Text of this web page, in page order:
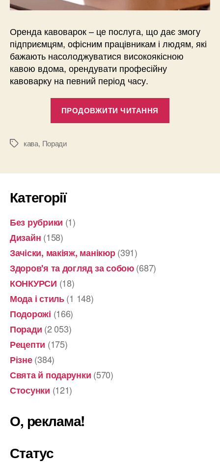
Оренда кавоварок – це послуга, що дає змогу
підприємцям, офісним працівникам і людям, які
бажають насолоджуватися високоякісною
кавою вдома, орендувати професійну
кавоварку на певний період часу.
ПРОДОВЖИТИ ЧИТАННЯ
при
Позначки
кава, Поради
Категорії
Без рубрики (1)
Дизайн (158)
Зачіски, макіяж, манікюр(391)
Здоров'я та догляд за собою(687)
КОНКУРСИ (18)
Мода і стиль(1 148)
Подорожі (166)
Поради (2 053)
Рецепти (175)
Різне(384)
Свята й подарунки (570)
Стосунки (121)
О, реклама!
Статус